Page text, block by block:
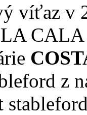
víťaz v
CALA
z